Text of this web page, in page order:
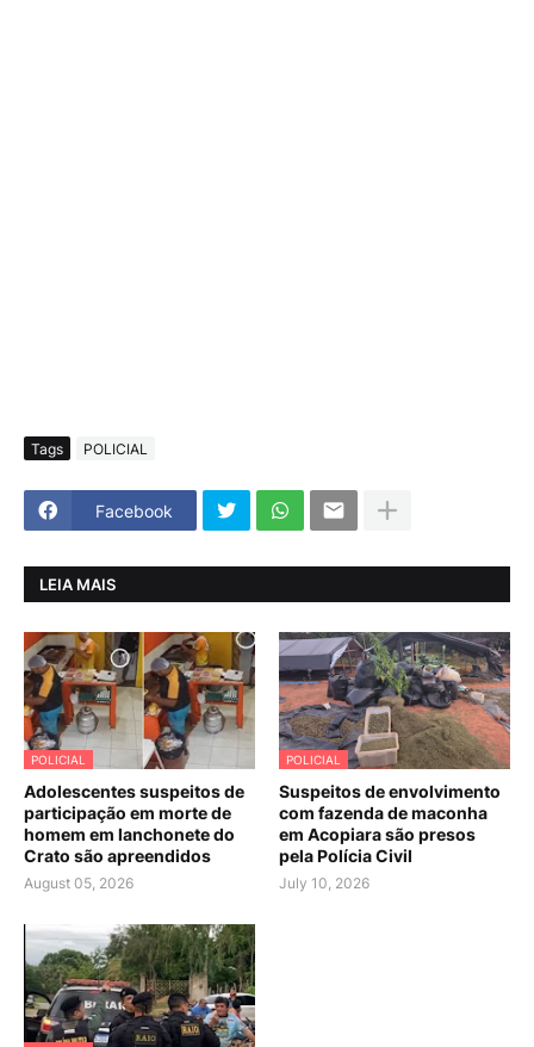
Tags POLICIAL
Facebook
LEIA MAIS
POLICIAL
Adolescentes suspeitos de
participação em morte de
homem em lanchonete do
Crato são apreendidos
August 05, 2026
POLICIAL
Suspeitos de envolvimento
com fazenda de maconha
em Acopiara são presos
pela Polícia Civil
July 10, 2026